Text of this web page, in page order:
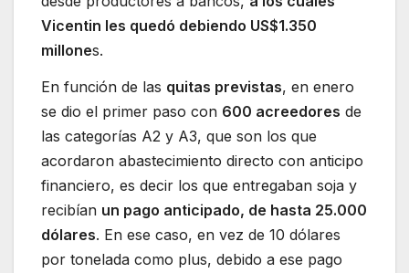
Vicentin les quedó debiendo US$1.350
millones.
En función de las quitas previstas, en enero
se dio el primer paso con 600 acreedores de
las categorías A2 y A3, que son los que
acordaron abastecimiento directo con anticipo
financiero, es decir los que entregaban soja y
recibían un pago anticipado, de hasta 25.000
dólares. En ese caso, en vez de 10 dólares
por tonelada como plus, debido a ese pago